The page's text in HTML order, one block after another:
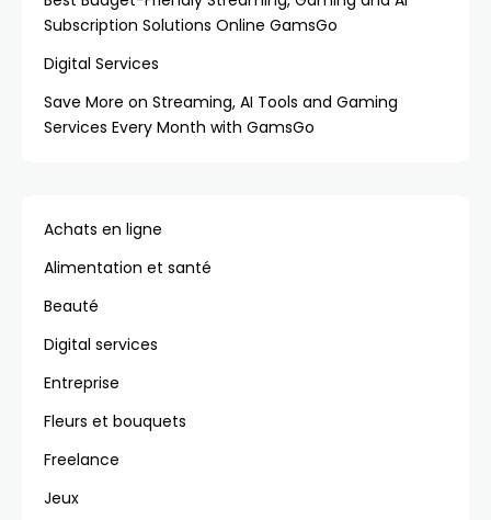
Subscription Solutions Online GamsGo
Digital Services
Save More on Streaming, AI Tools and Gaming
Services Every Month with GamsGo
Achats en ligne
Alimentation et santé
Beauté
Digital services
Entreprise
Fleurs et bouquets
Freelance
Jeux